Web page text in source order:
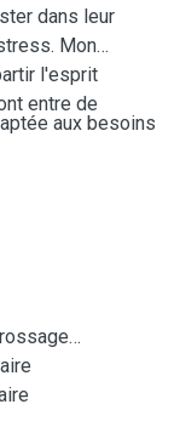
dans leur
Mon
l'esprit
entre de
aux besoins